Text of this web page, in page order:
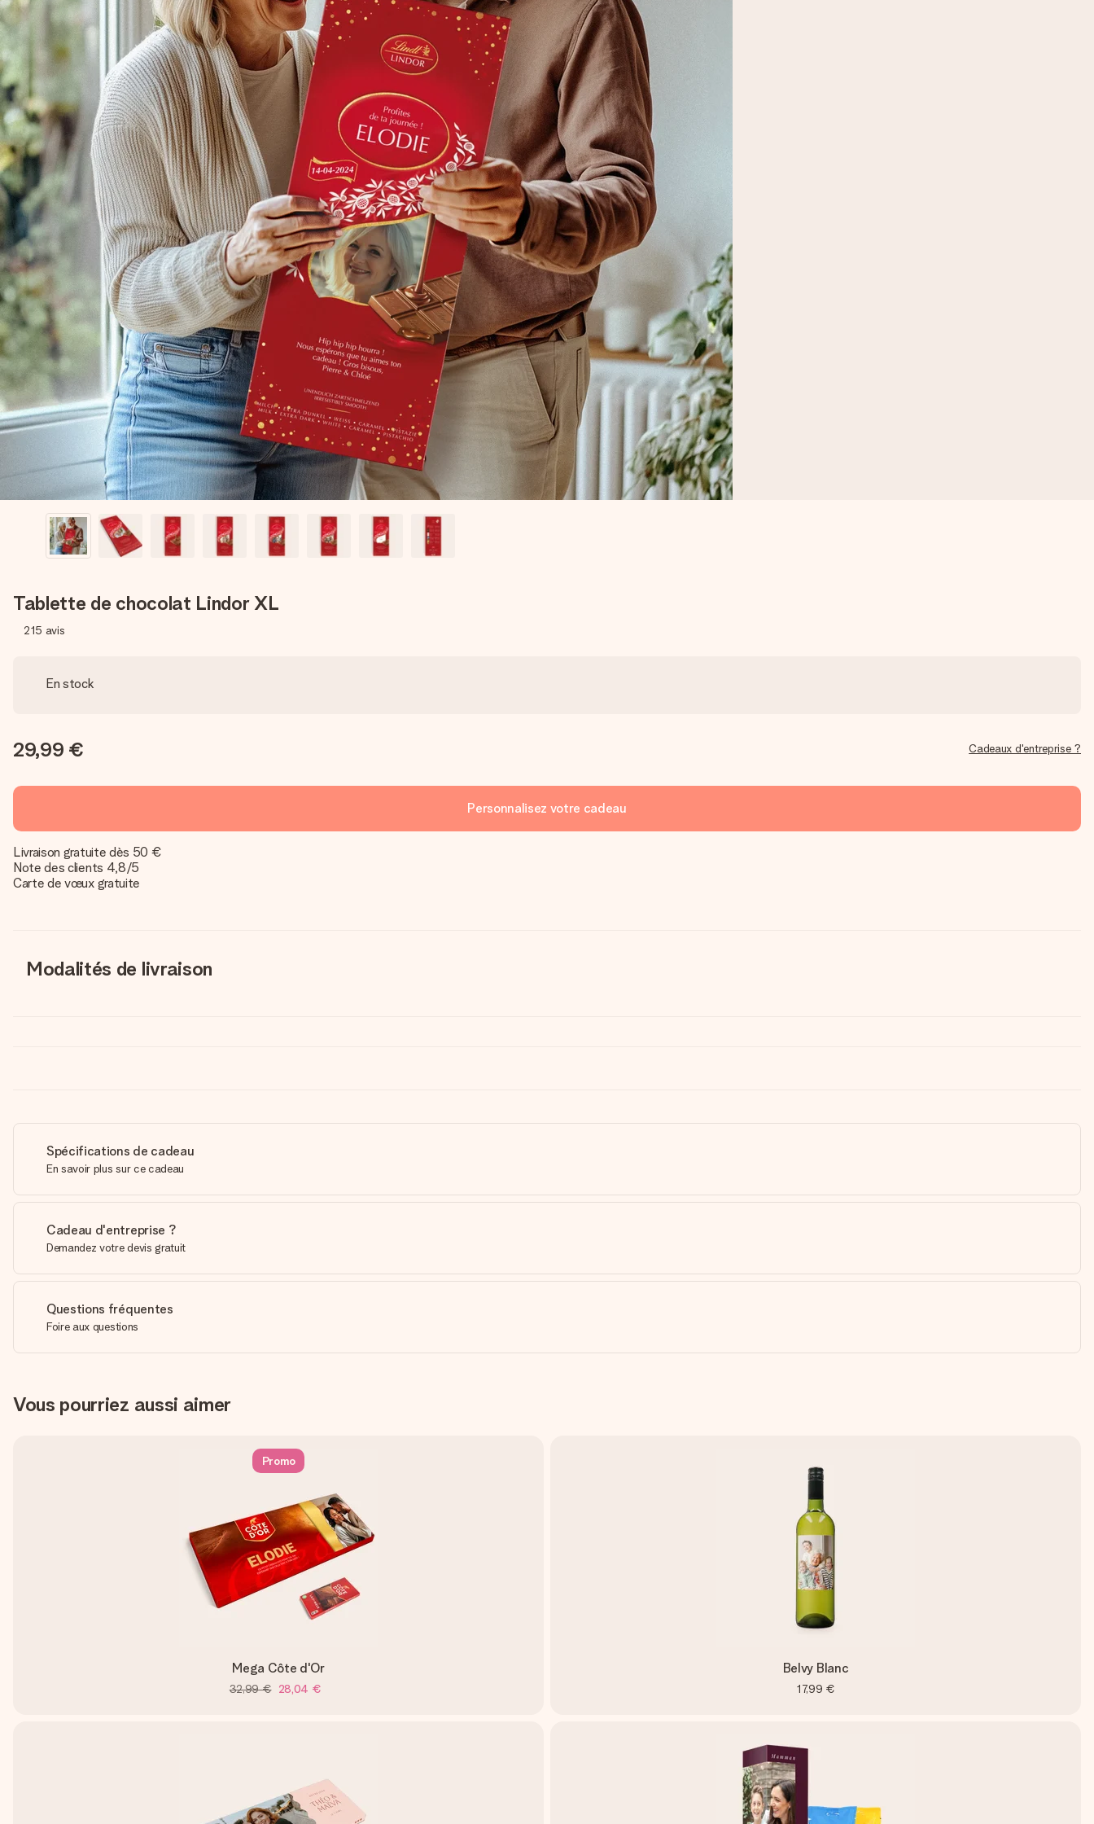
Tablette de chocolat Lindor XL
215 avis
En stock
29,99 € Cadeaux d'entreprise ?
Personnalisez votre cadeau
Livraison gratuite dès 50 €
Note des clients 4,8/5
Carte de vœux gratuite
Modalités de livraison
Spécifications de cadeau
En savoir plus sur ce cadeau
Cadeau d'entreprise ?
Demandez votre devis gratuit
Questions fréquentes
Foire aux questions
Vous pourriez aussi aimer
Promo
Mega Côte d'Or
32,99 € 28,04 €
Belvy Blanc
17,99 €